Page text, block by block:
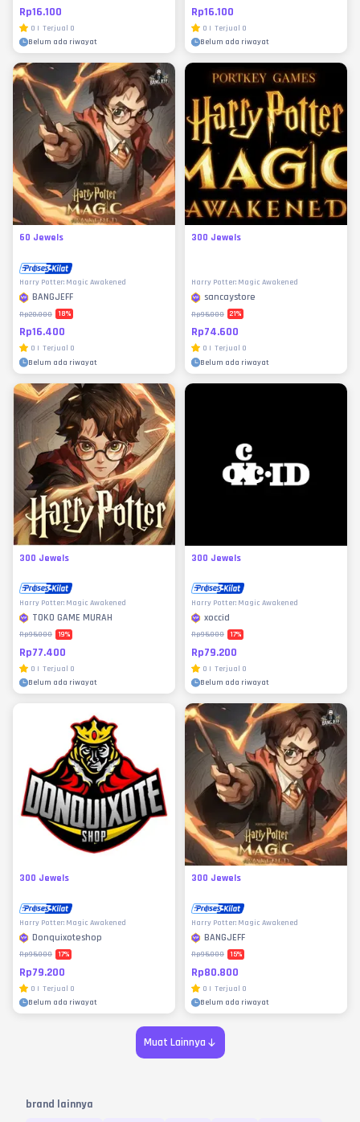
Rp16.100
0 | Terjual 0
Belum ada riwayat
Rp16.100
0 | Terjual 0
Belum ada riwayat
60 Jewels
Harry Potter: Magic Awakened
BANGJEFF
Rp20.000 18%
Rp16.400
0 | Terjual 0
Belum ada riwayat
300 Jewels
Harry Potter: Magic Awakened
sancaystore
Rp95.000 21%
Rp74.600
0 | Terjual 0
Belum ada riwayat
300 Jewels
Harry Potter: Magic Awakened
TOKO GAME MURAH
Rp95.000 19%
Rp77.400
0 | Terjual 0
Belum ada riwayat
300 Jewels
Harry Potter: Magic Awakened
xoccid
Rp95.000 17%
Rp79.200
0 | Terjual 0
Belum ada riwayat
300 Jewels
Harry Potter: Magic Awakened
Donquixoteshop
Rp95.000 17%
Rp79.200
0 | Terjual 0
Belum ada riwayat
300 Jewels
Harry Potter: Magic Awakened
BANGJEFF
Rp95.000 15%
Rp80.800
0 | Terjual 0
Belum ada riwayat
Muat Lainnya
brand lainnya